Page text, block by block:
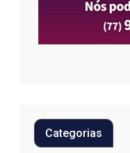
Categorias